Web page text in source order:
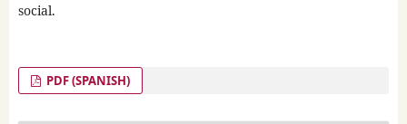
social.
PDF (SPANISH)